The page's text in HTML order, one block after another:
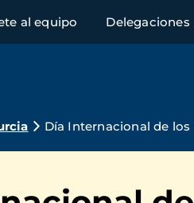
al equipo Delegaciones
Día Internacional de